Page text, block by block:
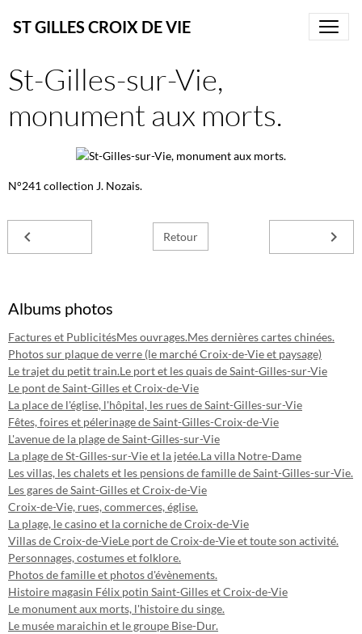
ST GILLES CROIX DE VIE
St-Gilles-sur-Vie,
monument aux morts.
N°241 collection J. Nozais.
Retour
Albums photos
Factures et PublicitésMes ouvrages.Mes dernières cartes chinées.
Photos sur plaque de verre (le marché Croix-de-Vie et paysage)
Le trajet du petit train.Le port et les quais de Saint-Gilles-sur-Vie
Le pont de Saint-Gilles et Croix-de-Vie
La place de l'église, l'hôpital, les rues de Saint-Gilles-sur-Vie
Fêtes, foires et pélerinage de Saint-Gilles-Croix-de-Vie
L'avenue de la plage de Saint-Gilles-sur-Vie
La plage de St-Gilles-sur-Vie et la jetée.La villa Notre-Dame
Les villas, les chalets et les pensions de famille de Saint-Gilles-sur-Vie.
Les gares de Saint-Gilles et Croix-de-Vie
Croix-de-Vie, rues, commerces, église.
La plage, le casino et la corniche de Croix-de-Vie
Villas de Croix-de-VieLe port de Croix-de-Vie et toute son activité.
Personnages, costumes et folklore.
Photos de famille et photos d'évènements.
Histoire magasin Félix potin Saint-Gilles et Croix-de-Vie
Le monument aux morts, l'histoire du singe.
Le musée maraichin et le groupe Bise-Dur.